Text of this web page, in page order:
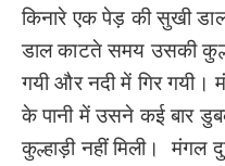
किनारे एक पेड़ की सुखी
डाल काटते समय उसकी
गयी और नदी में गिर
के पानी में उसने कई बार
कुल्हाड़ी नहीं मिली। मंगल